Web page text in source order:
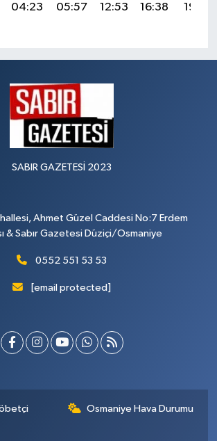
04:23 05:57 12:53 16:38 19:39
SABIR GAZETESİ 2023
Ahmet Güzel Caddesi No:7 Erdem
& Sabır Gazetesi Düziçi/Osmaniye
0552 551 53 53
[email protected]
Osmaniye Hava Durumu